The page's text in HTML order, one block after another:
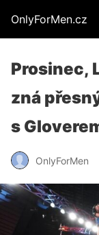
OnlyForMen.cz
Prosinec,
zná
s
OnlyForMen